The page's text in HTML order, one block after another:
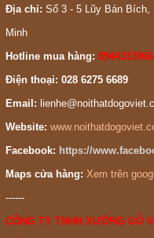
Địa chỉ: Số 3 - 5 Lũy Bán Bích,
Minh
Hotline mua hàng: 0944333966
Điện thoại: 028 6275 6689
Email:
Website:
Facebook: https://
Maps cửa hàng: Xem trên
------
CÔNG TY TNHH XƯỞNG GỖ